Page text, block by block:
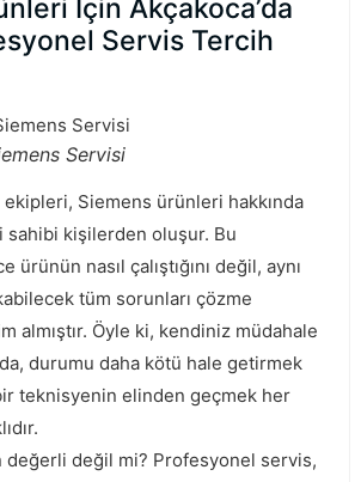
İçin Akçakoca’da
Servis Tercih
Servisi
Siemens ürünleri hakkında
kişilerden oluşur. Bu
nasıl çalıştığını değil, aynı
tüm sorunları çözme
almıştır. Öyle ki, kendiniz müdahale
durumu daha kötü hale getirmek
teknisyenin elinden geçmek her
değerli değil mi? Profesyonel servis,